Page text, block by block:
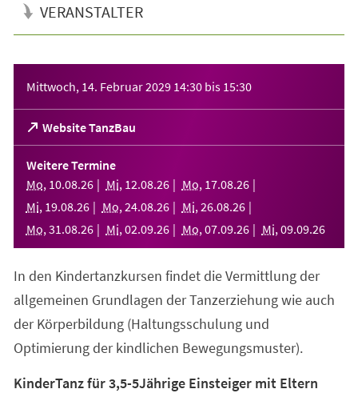
VERANSTALTER
Mittwoch, 14. Februar 2029 14:30 bis 15:30
Website TanzBau
(Öffnet
in
einem
neuen
Tab)
Weitere Termine
Mo, 10.08.26 Mi, 12.08.26 Mo, 17.08.26
Mi, 19.08.26 Mo, 24.08.26 Mi, 26.08.26
Mo, 31 .08.26 Mi, 02.09.26 Mo, 07.09.26 Mi, 09.09.26
In den Kindertanzkursen findet die Vermittlung der
allgemeinen Grundlagen der Tanzerziehung wie auch
der Körperbildung (Haltungsschulung und
Optimierung der kindlichen Bewegungsmuster).
KinderTanz für 3,5-5Jährige Einsteiger mit Eltern